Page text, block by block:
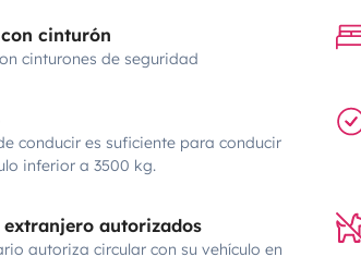
cinturón
cinturones de seguridad
conducir es suficiente para conducir
inferior a 3500 kg.
extranjero autorizados
autoriza circular con su vehículo en